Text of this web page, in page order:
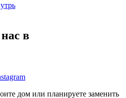
в
дом или планируете заменить